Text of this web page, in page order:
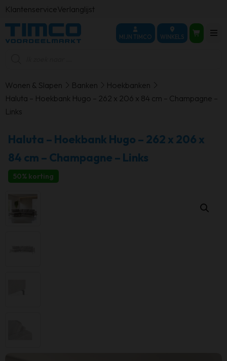
KlantenserviceVerlanglijst
MIJN TIMCO WINKELS
Wonen & Slapen Banken
Hoekbanken
Haluta – Hoekbank Hugo – 262 x 206 x 84 cm – Champagne –
Links
Haluta – Hoekbank Hugo – 262 x 206 x
84 cm – Champagne – Links
50% korting